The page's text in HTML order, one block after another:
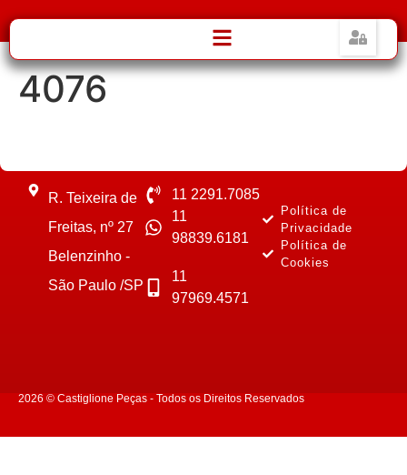
4076
R. Teixeira de
Freitas, nº 27
Belenzinho -
São Paulo /SP
11 2291.7085
11
98839.6181
11
97969.4571
Política de
Privacidade
Política de
Cookies
2026 © Castiglione Peças - Todos os Direitos Reservados